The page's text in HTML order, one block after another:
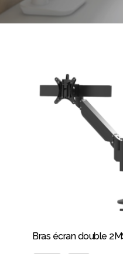
Bras écran double